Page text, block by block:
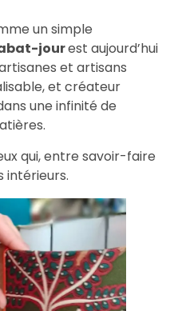
un simple
jourest aujourd’hui
et artisans
et créateur
une infinité de
qui, entre savoir-faire
intérieurs.